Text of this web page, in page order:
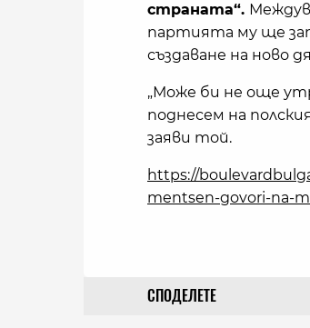
страната“.
партията му ще
създаване на ново
„Може би не още
поднесем на
заяви той.
https://
mentsen-govori-na-
СПОДЕЛЕТЕ